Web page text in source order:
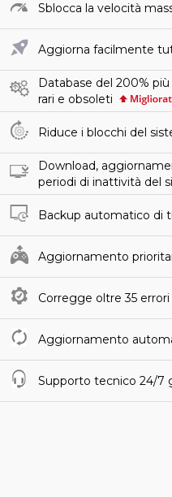
Sblocca la velocità
Aggiorna facilmente
Database del 200%
rari e obsoleti
Riduce i blocchi del
Download,
periodi di inattività del
Backup automatico di
Aggiornamento
Corregge oltre 35
Aggiornamento
Supporto tecnico 24/7